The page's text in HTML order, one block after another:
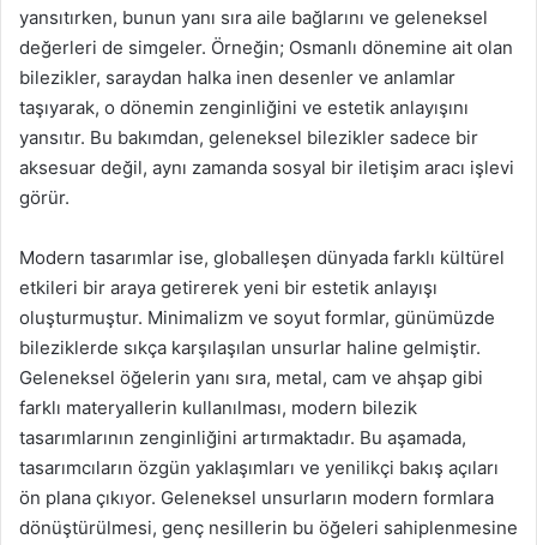
yansıtırken, bunun yanı sıra aile bağlarını ve geleneksel
değerleri de simgeler. Örneğin; Osmanlı dönemine ait olan
bilezikler, saraydan halka inen desenler ve anlamlar
taşıyarak, o dönemin zenginliğini ve estetik anlayışını
yansıtır. Bu bakımdan, geleneksel bilezikler sadece bir
aksesuar değil, aynı zamanda sosyal bir iletişim aracı işlevi
görür.
Modern tasarımlar ise, globalleşen dünyada farklı kültürel
etkileri bir araya getirerek yeni bir estetik anlayışı
oluşturmuştur. Minimalizm ve soyut formlar, günümüzde
bileziklerde sıkça karşılaşılan unsurlar haline gelmiştir.
Geleneksel öğelerin yanı sıra, metal, cam ve ahşap gibi
farklı materyallerin kullanılması, modern bilezik
tasarımlarının zenginliğini artırmaktadır. Bu aşamada,
tasarımcıların özgün yaklaşımları ve yenilikçi bakış açıları
ön plana çıkıyor. Geleneksel unsurların modern formlara
dönüştürülmesi, genç nesillerin bu öğeleri sahiplenmesine